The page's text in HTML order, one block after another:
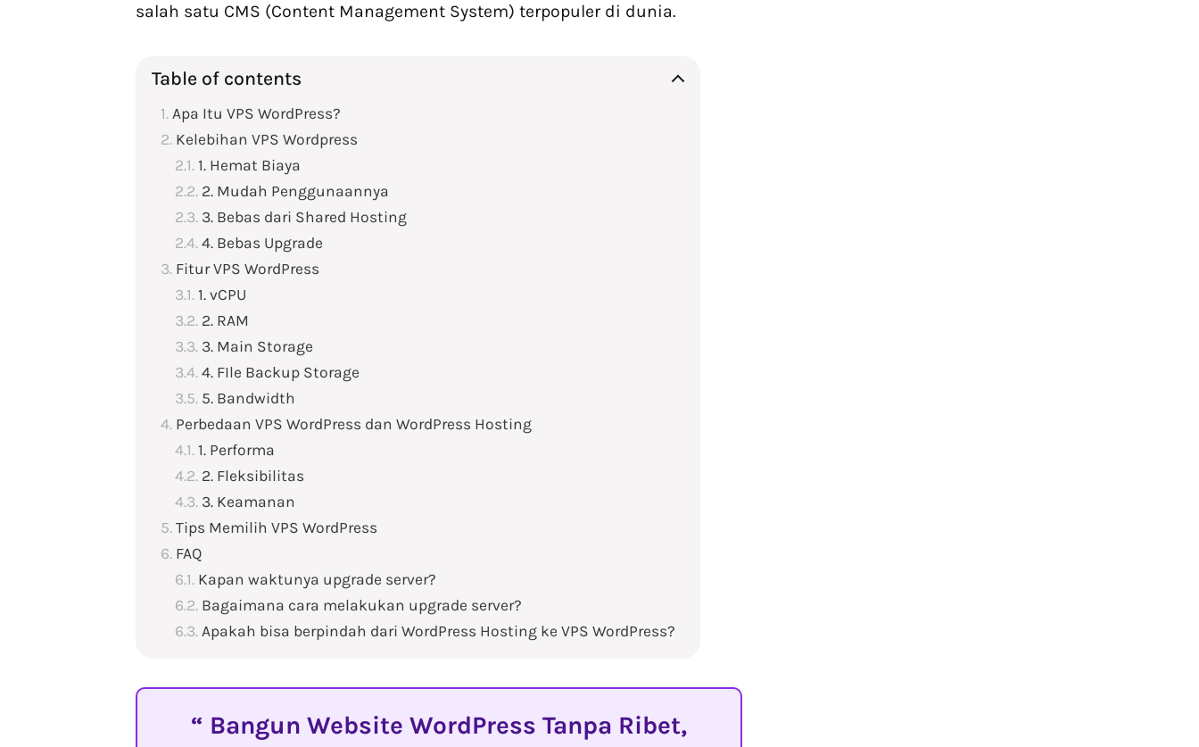
salah satu CMS (Content Management System) terpopuler di dunia.
Table of contents
Apa Itu VPS WordPress?
Kelebihan VPS Wordpress
1. Hemat Biaya
2. Mudah Penggunaannya
3. Bebas dari Shared Hosting
4. Bebas Upgrade
Fitur VPS WordPress
1. vCPU
2. RAM
3. Main Storage
4. FIle Backup Storage
5. Bandwidth
Perbedaan VPS WordPress dan WordPress Hosting
1. Performa
2. Fleksibilitas
3. Keamanan
Tips Memilih VPS WordPress
FAQ
Kapan waktunya upgrade server?
Bagaimana cara melakukan upgrade server?
Apakah bisa berpindah dari WordPress Hosting ke VPS WordPress?
Bangun Website WordPress Tanpa Ribet,